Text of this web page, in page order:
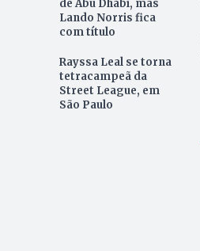
de Abu Dhabi, mas
Lando Norris fica
com título
Rayssa Leal se torna
tetracampeã da
Street League, em
São Paulo